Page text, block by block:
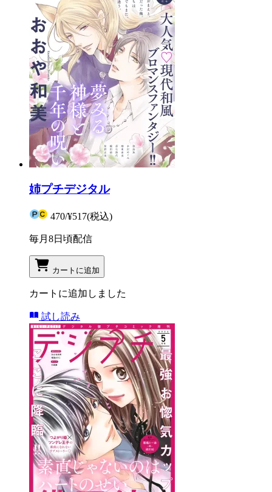
姉プチデジタル
470/¥517(税込)
毎月8日頃配信
カートに追加
カートに追加しました
試し読み